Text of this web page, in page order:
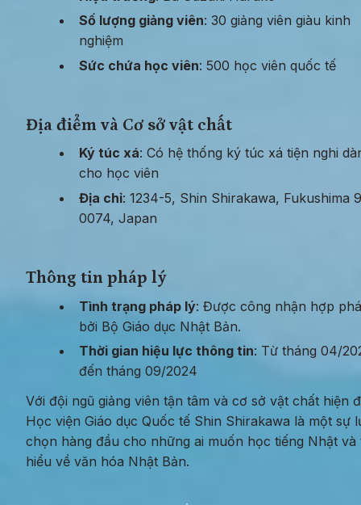
Số lượng giảng viên: 30 giảng viên giàu kinh
nghiệm
Sức chứa học viên: 500 học viên quốc tế
Địa điểm và Cơ sở vật chất
Ký túc xá: Có hệ thống ký túc xá tiện nghi
cho học viên
Địa chỉ: 1234-5, Shin Shirakawa, Fukushima
0074, Japan
Thông tin pháp lý
Tình trạng pháp lý: Được công nhận hợp
bởi Bộ Giáo dục Nhật Bản.
Thời gian hiệu lực thông tin: Từ tháng 04/
đến tháng 09/2024
Với đội ngũ giảng viên tận tâm và cơ sở vật chất hiện
Học viện Giáo dục Quốc tế Shin Shirakawa là một sự
chọn hàng đầu cho những ai muốn học tiếng Nhật và
hiểu về văn hóa Nhật Bản.